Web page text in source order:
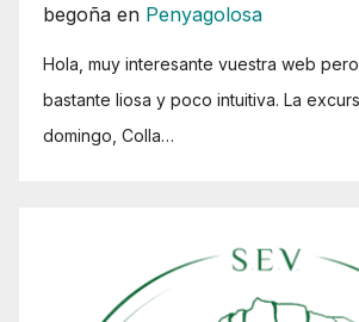
begoña en Penyagolosa
Hola, muy interesante vuestra web
bastante liosa y poco intuitiva. La
domingo, Colla…